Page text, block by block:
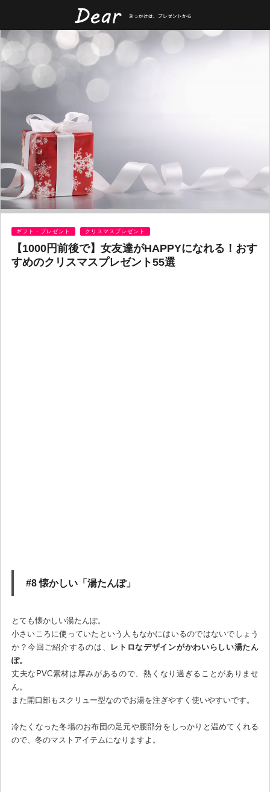
ギフト・プレゼント クリスマスプレゼント
【1000円前後で】女友達がHAPPYになれる！おす
すめのクリスマスプレゼント55選
#8 懐かしい「湯たんぽ」
とても懐かしい湯たんぽ。
小さいころに使っていたという人もなかにはいるのではないでしょう
か？今回ご紹介するのは、
レトロなデザインがかわいらしい湯たん
ぽ。
丈夫なPVC素材は厚みがあるので、熱くなり過ぎることがありませ
ん。
また開口部もスクリュー型なのでお湯を注ぎやすく使いやすいです。
冷たくなった冬場のお布団の足元や腰部分をしっかりと温めてくれる
ので、冬のマストアイテムになりますよ。